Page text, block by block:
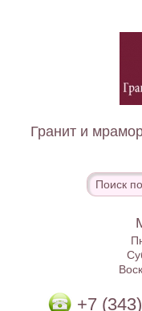
Гранит и
+7